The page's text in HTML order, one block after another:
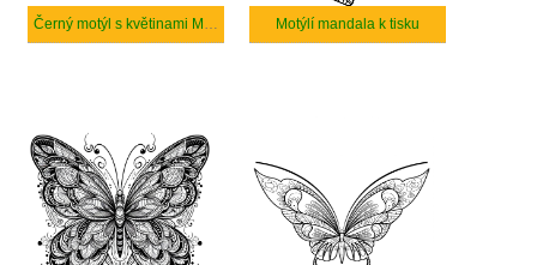
Černý motýl s květinami Mandala Motýlí mandala k tisku